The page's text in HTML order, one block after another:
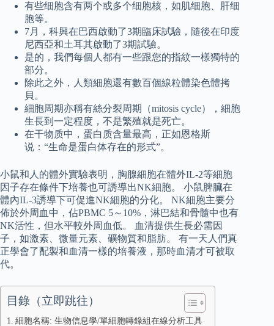
有些细胞含有两个或多个细胞核，如肌细胞、肝细
胞等。
7月，科興在巴西啟動了3期臨床試驗，隨後在印度
尼西亞和土耳其啟動了3期試驗。
是的，我們每個人都有一些跟您的指紋一樣獨特的
部分。
除此之外，人類細胞還有數百個線粒體染色體拷
貝。
細胞周期亦稱有絲分裂周期（mitosis cycle），細胞
生長到一定程度，不是繁殖就是死亡。
在干物质中，蛋白质含量最高，正如恩格斯
说：“生命是蛋白体存在的形式”。
小鼠和人的體外實驗表明，胸腺細胞在體外IL-2等細胞
因子存在條件下培養也可誘導出NK細胞。 小鼠脾臟在
體內IL-3誘導下可促進NK細胞的分化。 NK細胞主要分
佈於外周血中，佔PBMC 5～10%，淋巴結和骨髓中也有
NK活性，但水平較外周血低。 血清提供生長必需因
子，如激素、微量元素、礦物質和脂肪。 有一天人們真
正學會了配製和血清一樣的培養液，那時血清才可被取
代。
目錄（立即跳往）
細胞名稱: 生物信息學/單細胞轉錄組在線分析工具